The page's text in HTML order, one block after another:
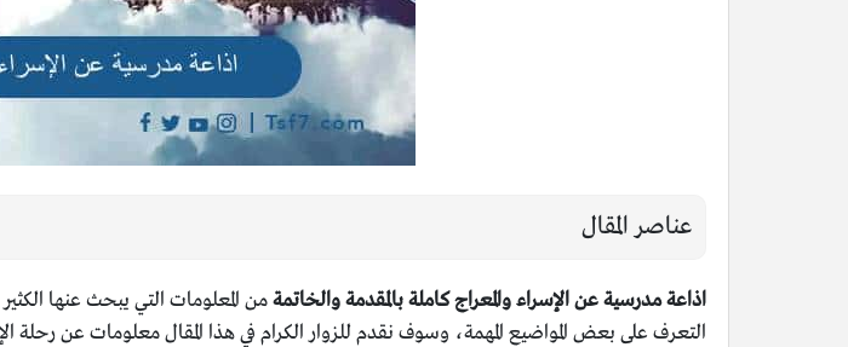
عناصر المقال
اذاعة مدرسية عن الإسراء والمعراج كاملة بالمقدمة والخاتمةمن المعلومات التي يبحث عنها
التعرف على بعض المواضيع المهمة، وسوف نقدم للزوار الكرام في هذا المقال معلومات عن رحلة